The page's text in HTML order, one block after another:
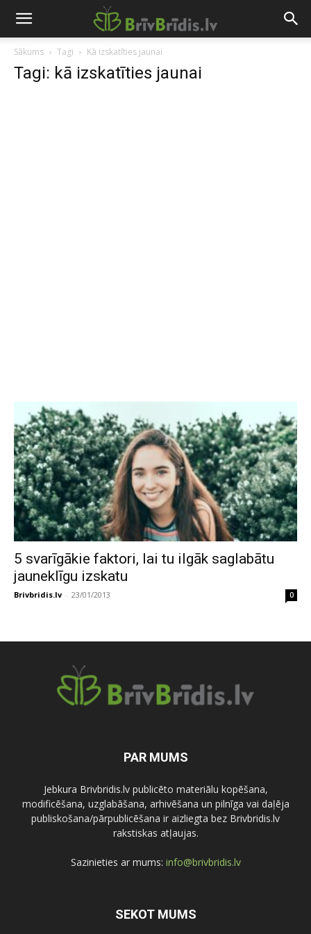
Sākums Tagi Kā izskatīties jaunai
Tagi: kā izskatīties jaunai
5 svarīgākie faktori, lai tu ilgāk saglabātu
jauneklīgu izskatu
Brivbridis.lv - 23/01/2013 0
PAR MUMS
Jebkura Brivbridis.lv publicēto materiālu kopēšana,
modificēšana, uzglabāšana, arhivēšana un pilnīga vai daļēja
publiskošana/pārpublicēšana ir aizliegta bez Brivbridis.lv
rakstiskas atļaujas.
Sazinieties ar mums: info@brivbridis.lv
SEKOT MUMS